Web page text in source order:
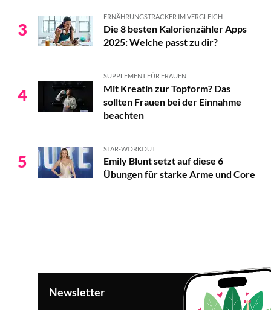
3
ERNÄHRUNGSTRACKER IM VERGLEICH
Die 8 besten Kalorienzähler Apps
2025: Welche passt zu dir?
4
SUPPLEMENT FÜR FRAUEN
Mit Kreatin zur Topform? Das
sollten Frauen bei der Einnahme
beachten
5
STAR-WORKOUT
Emily Blunt setzt auf diese 6
Übungen für starke Arme und Core
Newsletter